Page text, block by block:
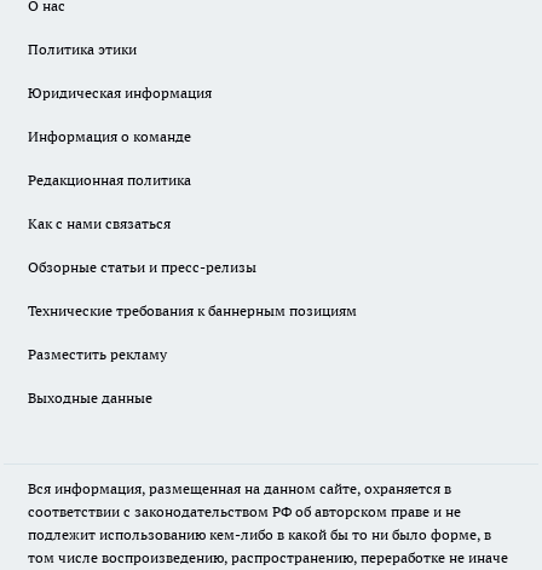
О нас
Политика этики
Юридическая информация
Информация о команде
Редакционная политика
Как с нами связаться
Обзорные статьи и пресс-релизы
Технические требования к баннерным позициям
Разместить рекламу
Выходные данные
Вся информация, размещенная на данном сайте, охраняется в
соответствии с законодательством РФ об авторском праве и не
подлежит использованию кем-либо в какой бы то ни было форме, в
том числе воспроизведению, распространению, переработке не иначе